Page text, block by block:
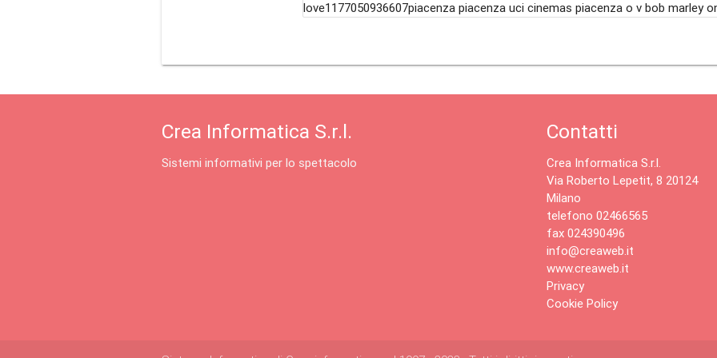
love1177050936607piacenza piacenza uci cinemas piacenza o v bob marley
Crea Informatica S.r.l.
Sistemi informativi per lo spettacolo
Contatti
Crea Informatica S.r.l.
Via Roberto Lepetit, 8 20124
Milano
telefono 02466565
fax 024390496
info@creaweb.it
www.creaweb.it
Privacy
Cookie Policy